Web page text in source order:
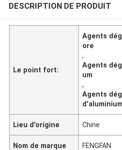
DESCRIPTION DE PRODUIT
Le point fort:
Agents
ore
,
Agents
um
,
Agents
d'aluminium
Lieu d'origine Chine
Nom de marque FENGFAN